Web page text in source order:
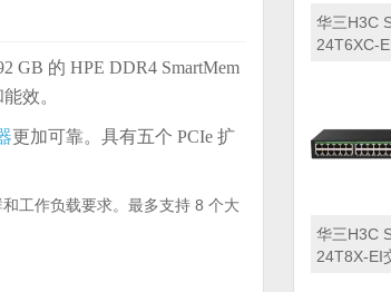
GB 的 HPE DDR4 SmartMem
效。
更加可靠。具有五个 PCIe 扩
工作负载要求。最多支持 8 个大
华三H3C
24T6XC-
华三H3C
24T8X-EI